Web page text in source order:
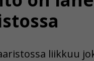
liikkuu